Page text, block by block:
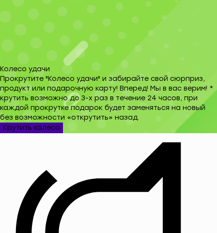
Колесо удачи
Прокрутите "Колесо удачи" и забирайте свой сюрприз,
продукт или подарочную карту! Вперед! Мы в вас верим! *
крутить возможно до 3-х раз в течение 24 часов, при
каждой прокрутке подарок будет заменяться на новый
без возможности «открутить» назад.
Крутить колесо